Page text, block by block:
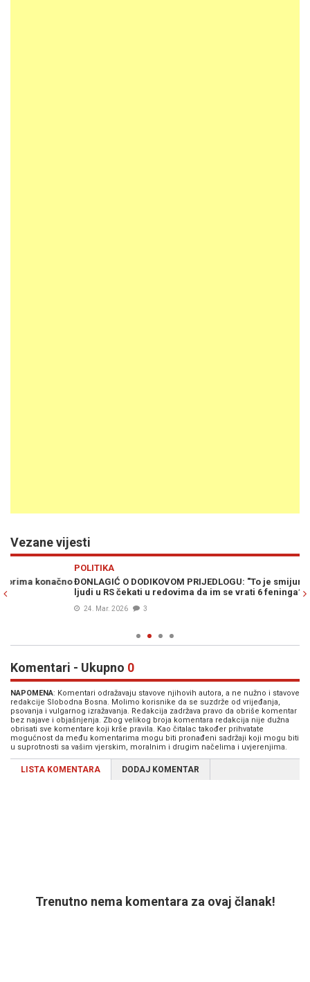
Vezane vijesti
ĐONLAGIĆ O DODIKOVOM PRIJEDLOGU: "To je smijurija, hoće li
ljudi u RS čekati u redovima da im se vrati 6 feninga?"
Komentari - Ukupno 0
NAPOMENA: Komentari odražavaju stavove njihovih autora, a ne nužno i stavove
redakcije Slobodna Bosna. Molimo korisnike da se suzdrže od vrijeđanja,
psovanja i vulgarnog izražavanja. Redakcija zadržava pravo da obriše komentar
bez najave i objašnjenja. Zbog velikog broja komentara redakcija nije dužna
obrisati sve komentare koji krše pravila. Kao čitalac također prihvatate
mogućnost da među komentarima mogu biti pronađeni sadržaji koji mogu biti
u suprotnosti sa vašim vjerskim, moralnim i drugim načelima i uvjerenjima.
LISTA KOMENTARA DODAJ KOMENTAR
Trenutno nema komentara za ovaj članak!